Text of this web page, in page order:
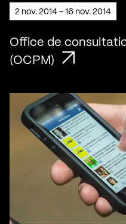
2 nov. 2014 - 16 nov. 2014
Office de
(OCPM)